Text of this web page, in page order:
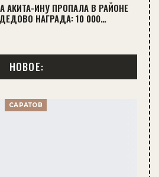
АКИТА-ИНУ ПРОПАЛА В РАЙОНЕ
НАГРАДА: 10 000…
НОВОЕ:
САРАТОВ